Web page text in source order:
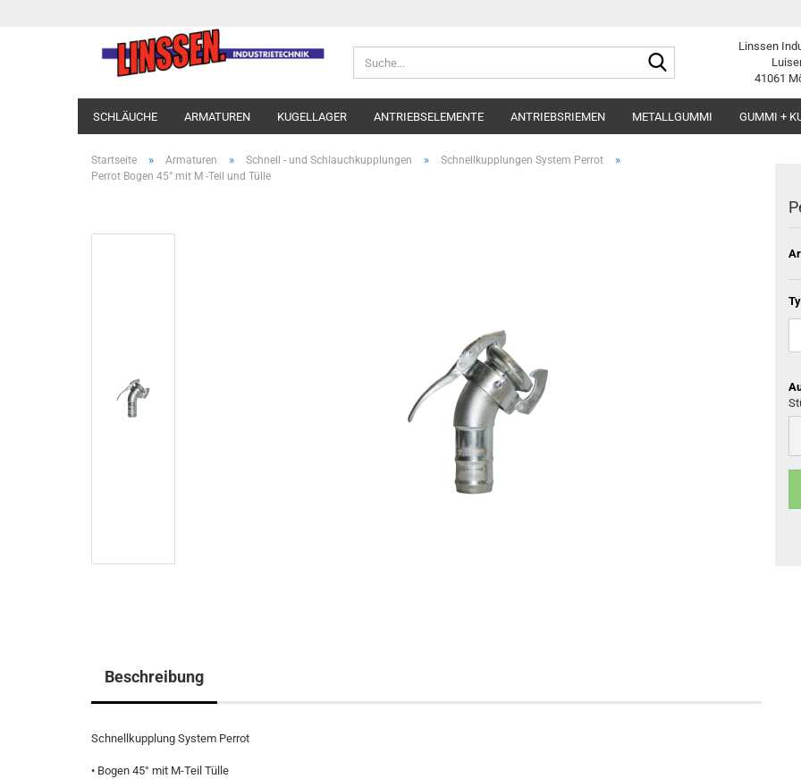
Linssen
41061
SCHLÄUCHE ARMATUREN KUGELLAGER ANTRIEBSELEMENTE ANTRIEBSRIEMEN METALLGUMMI GUMMI +
Startseite » Armaturen » Schnell - und Schlauchkupplungen » Schnellkupplungen System Perrot »
Perrot Bogen 45° mit M -Teil und Tülle
Beschreibung
Schnellkupplung System Perrot
• Bogen 45° mit M-Teil Tülle